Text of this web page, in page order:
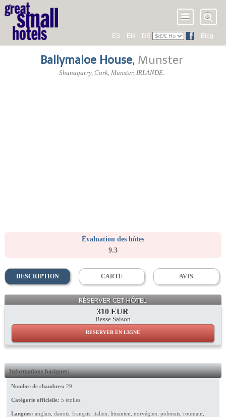
ES EN DE Blog
Ballymaloe House, Munster
Shanagarry,Cork,Munster,IRLANDE.
Évaluation des hôtes
9.3
DESCRIPTION CARTE AVIS
RÉSERVER CET HÔTEL
310 EUR
Basse Saison
RESERVER EN LIGNE
Informations basiques:
Nombre de chambres: 29
Catégorie officielle: 5 étoiles.
Langues: anglais, danois, français, italien, lituanien, norvégien, polonais, roumain,